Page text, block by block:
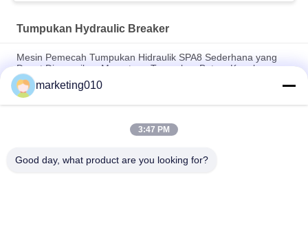
Tumpukan Hydraulic Breaker
Mesin Pemecah Tumpukan Hidraulik SPA8 Sederhana yang
Dapat Disesuaikan Memotong Tumpukan Beton, Kepala
Tumpukan Dengan Sertifikat CE / GOST / ISO9001
Mesin pemisah hidraulik di pertambangan
Potong Dinding Lebar 800mm Hidrolik Pile Breaker Hidrolik
marketing010
3:47 PM
Good day, what product are you looking for?